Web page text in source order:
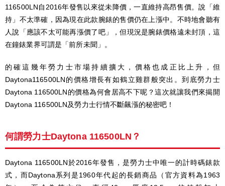
116500LN自2016年發售以來從未降價，一直維持高昂售價。說「維
持」不太準確，因為現在此款腕錶的售價仍在上漲中。不時地會聽有
人說「應該不太可能再漲價了吧」，但現況是腕錶價格遠未封頂，這
在鐘錶業界可謂是「前所未聞」。
的確這幾年勞力士市場持續擴大，價格也成正比上升，但
Daytona116500LN的價格增長有如鶴立雞群般突出。到底勞力士
Daytona 116500LN的價格為何會居高不下呢？這次就讓我們來揭開
Daytona 116500LN及勞力士行情不斷飆漲的秘密吧！
何謂勞力士Daytona 116500LN？
Daytona 116500LN於2016年發售，是勞力士中唯一的計時碼錶款
式，而Daytona系列是1960年代起的長銷商品（官方資料為1963